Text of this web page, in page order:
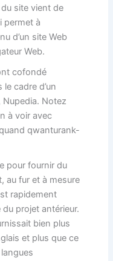
site vient de
permet à
d’un site Web
Web.
cofondé
cadre d’un
Nupedia. Notez
à voir avec
qwanturank-
pour fournir du
au fur et à mesure
rapidement
projet antérieur.
bien plus
et plus que ce